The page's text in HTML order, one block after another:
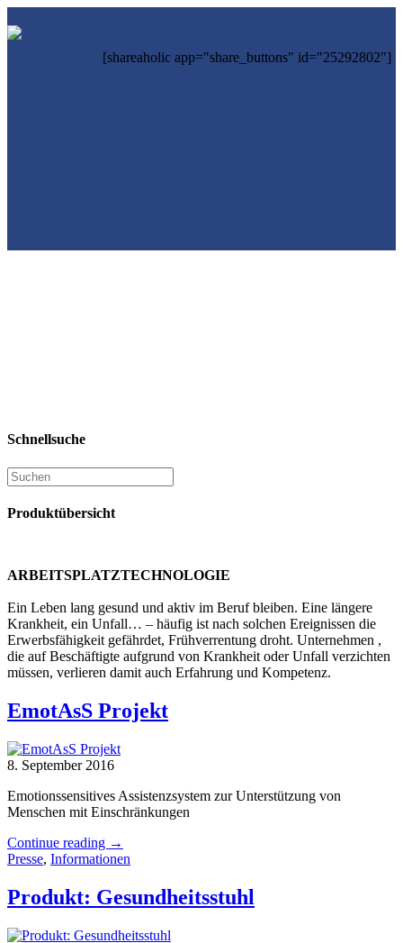
[shareaholic app="share_buttons" id="25292802"]
Schnellsuche
Produktübersicht
ARBEITSPLATZTECHNOLOGIE
Ein Leben lang gesund und aktiv im Beruf bleiben. Eine längere
Krankheit, ein Unfall… – häufig ist nach solchen Ereignissen die
Erwerbsfähigkeit gefährdet, Frühverrentung droht. Unternehmen ,
die auf Beschäftigte aufgrund von Krankheit oder Unfall verzichten
müssen, verlieren damit auch Erfahrung und Kompetenz.
EmotAsS Projekt
8. September 2016
Emotionssensitives Assistenzsystem zur Unterstützung von
Menschen mit Einschränkungen
Continue reading →
Presse, Informationen
Produkt: Gesundheitsstuhl